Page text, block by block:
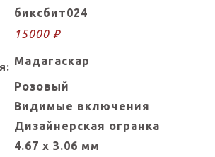
биксбит024
15000 ₽
Мадагаскар
Розовый
Видимые включения
Дизайнерская огранка
4.67 х 3.06 мм